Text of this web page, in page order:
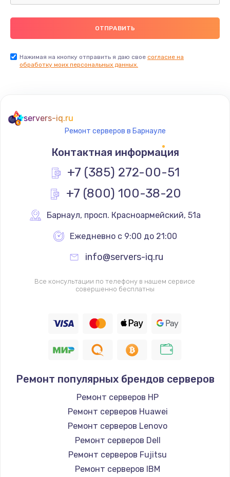
Нажимая на кнопку отправить я даю свое согласие на
обработку моих персональных данных.
servers-iq.ru
Ремонт серверов в Барнауле
Контактная информация
+7 (385) 272-00-51
+7 (800) 100-38-20
Барнаул, просп. Красноармейский, 51а
Ежедневно с 9:00 до 21:00
info@servers-iq.ru
Все консультации по телефону в нашем сервисе
совершенно бесплатны
Ремонт популярных брендов серверов
Ремонт серверов HP
Ремонт серверов Huawei
Ремонт серверов Lenovo
Ремонт серверов Dell
Ремонт серверов Fujitsu
Ремонт серверов IBM